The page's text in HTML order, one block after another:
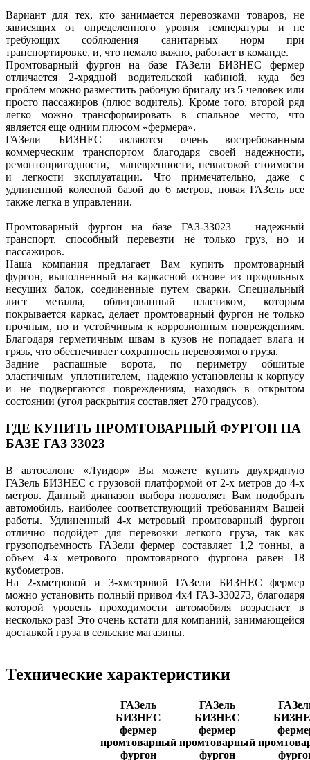
Вариант для тех, кто занимается перевозками товаров, не
зависящих от определенного уровня температуры и не
требующих соблюдения санитарных норм при
транспортировке, и, что немало важно, работает в команде.
Промтоварный фургон на базе ГАЗели БИЗНЕС фермер
отличается 2-хрядной водительской кабиной, куда без
проблем можно разместить рабочую бригаду из 5 человек или
просто пассажиров (плюс водитель). Кроме того, второй ряд
легко можно трансформировать в спальное место, что
является еще одним плюсом «фермера».
ГАЗели БИЗНЕС являются очень востребованным
коммерческим транспортом благодаря своей надежности,
ремонтопригодности, маневренности, невысокой стоимости
и легкости эксплуатации. Что примечательно, даже с
удлиненной колесной базой до 6 метров, новая ГАЗель все
также легка в управлении.
Промтоварный фургон на базе ГАЗ-33023 – надежный
транспорт, способный перевезти не только груз, но и
пассажиров.
Наша компания предлагает Вам купить промтоварный
фургон, выполненный на каркасной основе из продольных
несущих балок, соединенные путем сварки. Специальный
лист металла, облицованный пластиком, которым
покрывается каркас, делает промтоварный фургон не только
прочным, но и устойчивым к коррозионным повреждениям.
Благодаря герметичным швам в кузов не попадает влага и
грязь, что обеспечивает сохранность перевозимого груза.
Задние распашные ворота, по периметру обшитые
эластичным уплотнителем, надежно установлены к корпусу
и не подвергаются повреждениям, находясь в открытом
состоянии (угол раскрытия составляет 270 градусов).
ГДЕ КУПИТЬ ПРОМТОВАРНЫЙ ФУРГОН НА
БАЗЕ ГАЗ 33023
В автосалоне «Луидор» Вы можете купить двухрядную
ГАЗель БИЗНЕС с грузовой платформой от 2-х метров до 4-х
метров. Данный диапазон выбора позволяет Вам подобрать
автомобиль, наиболее соответствующий требованиям Вашей
работы. Удлиненный 4-х метровый промтоварный фургон
отлично подойдет для перевозки легкого груза, так как
грузоподъемность ГАЗели фермер составляет 1,2 тонны, а
объем 4-х метрового промтоварного фургона равен 18
кубометров.
На 2-хметровой и 3-хметровой ГАЗели БИЗНЕС фермер
можно установить полный привод 4х4 ГАЗ-330273, благодаря
которой уровень проходимости автомобиля возрастает в
несколько раз! Это очень кстати для компаний, занимающейся
доставкой груза в сельские магазины.
Технические характеристики
ГАЗель
БИЗНЕС
фермер
промтоварный
фургон
ГАЗель
БИЗНЕС
фермер
промтоварный
фургон